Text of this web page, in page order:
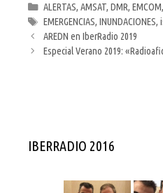
Categorías
ALERTAS, AMSAT, DMR, EMCOM,
Etiquetas
EMERGENCIAS, INUNDACIONES,
AREDN en IberRadio 2019
Especial Verano 2019:
IBERRADIO 2016